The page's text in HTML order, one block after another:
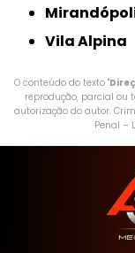
Vila Alpina
O conteúdo do texto "
reprodução, parcial ou
autorização do autor.
Penal –